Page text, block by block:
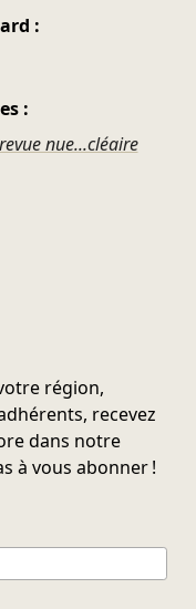
:
:
nue...cléaire
région,
recevez
dans notre
à vous abonner !